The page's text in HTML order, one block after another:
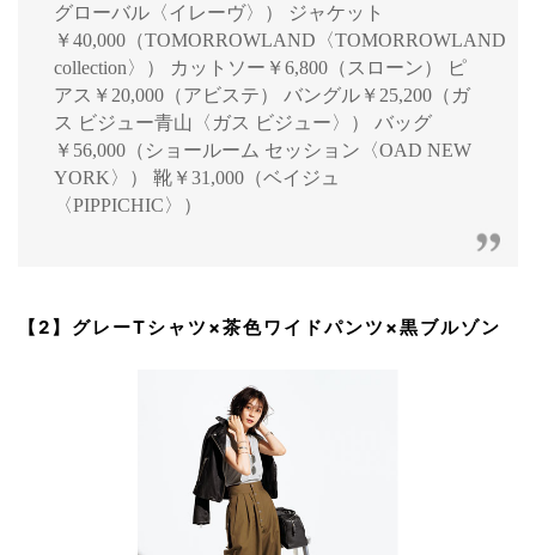
グローバル〈イレーヴ〉） ジャケット
￥40,000（TOMORROWLAND〈TOMORROWLAND
collection〉） カットソー￥6,800（スローン） ピ
アス￥20,000（アビステ） バングル￥25,200（ガ
ス ビジュー青山〈ガス ビジュー〉） バッグ
￥56,000（ショールーム セッション〈OAD NEW
YORK〉） 靴￥31,000（ベイジュ
〈PIPPICHIC〉）
【2】グレーTシャツ×茶色ワイドパンツ×黒ブルゾン